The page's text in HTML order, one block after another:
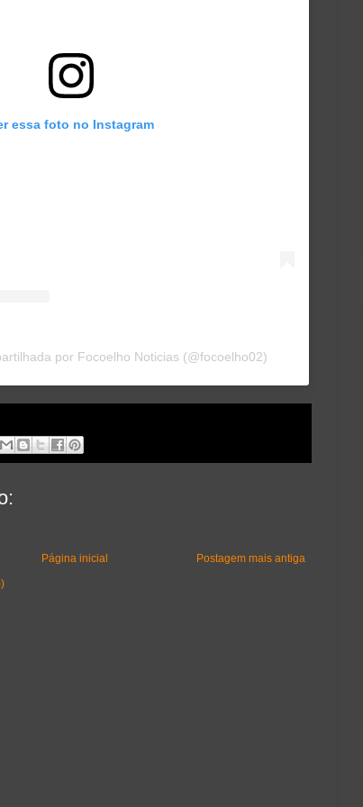
essa foto no Instagram
por Focoelho Noticias (@focoelho02)
Postagem mais antiga
Página inicial